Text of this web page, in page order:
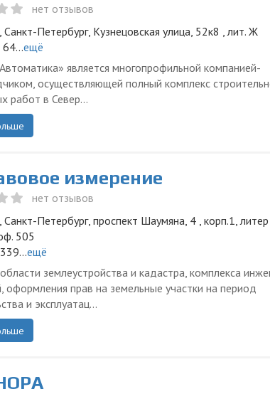
нет отзывов
Санкт-Петербург, Кузнецовская улица, 52к8 , лит. Ж
ещё
является многопрофильной компанией-
осуществляющей полный комплекс
работ в Север...
измерение
нет отзывов
Санкт-Петербург, проспект Шаумяна, 4 , корп.1,
505
ещё
землеустройства и кадастра, комплекса
оформления прав на земельные участки на период
и эксплуатац...